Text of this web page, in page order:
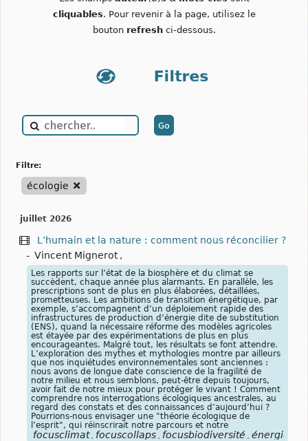
cliquables. Pour revenir à la page, utilisez le
bouton refreshci-dessous.
filtre:
écologie
juillet 2026
L’humain et la nature : comment nous réconcilier ?
- Vincent Mignerot ,
Les rapports sur l’état de la biosphère et du climat se
succèdent, chaque année plus alarmants. En parallèle, les
prescriptions sont de plus en plus élaborées, détaillées,
prometteuses. Les ambitions de transition énergétique, par
exemple, s’accompagnent d’un déploiement rapide des
infrastructures de production d’énergie dite de substitution
(ENS), quand la nécessaire réforme des modèles agricoles
est étayée par des expérimentations de plus en plus
encourageantes. Malgré tout, les résultats se font attendre.
L’exploration des mythes et mythologies montre par ailleurs
que nos inquiétudes environnementales sont anciennes :
nous avons de longue date conscience de la fragilité de
notre milieu et nous semblons, peut-être depuis toujours,
avoir fait de notre mieux pour protéger le vivant ! Comment
comprendre nos interrogations écologiques ancestrales, au
regard des constats et des connaissances d’aujourd’hui ?
Pourrions-nous envisager une "théorie écologique de
l’esprit", qui réinscrirait notre parcours et notre
focusclimat focuscollaps focusbiodiversité énergies